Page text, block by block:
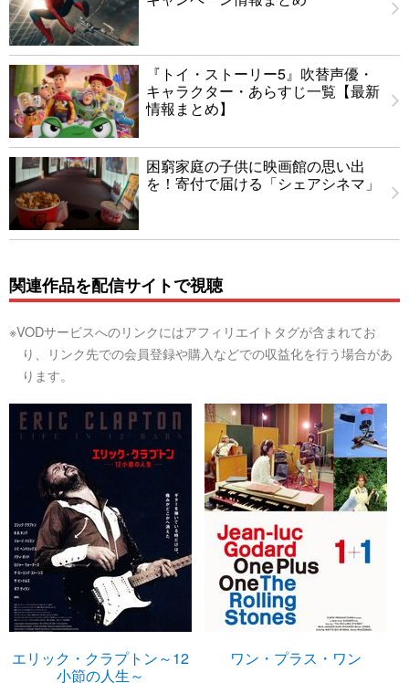
『トイ・ストーリー5』吹替声優・
キャラクター・あらすじ一覧【最新
情報まとめ】
困窮家庭の子供に映画館の思い出
を！寄付で届ける「シェアシネマ」
関連作品を配信サイトで視聴
※VODサービスへのリンクにはアフィリエイトタグが含まれてお
り、リンク先での会員登録や購入などでの収益化を行う場合があ
ります。
エリック・クラプトン～12
小節の人生～
ワン・プラス・ワン